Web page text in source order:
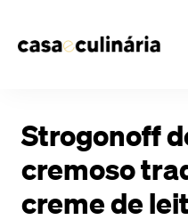
Strogonoff
cremoso
creme de